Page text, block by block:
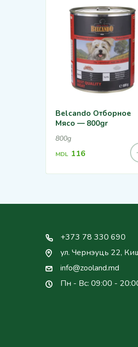
Belcando Отборное
Мясо — 800gr
800g
MDL 116
+373 78 330 690
ул. Чернэуць 22,
info@zooland.md
Пн - Вс: 09:00 -